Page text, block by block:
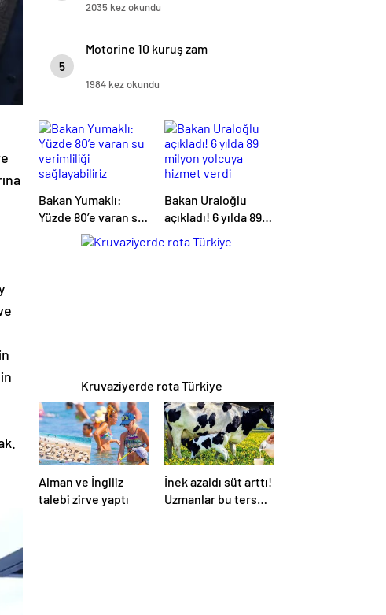
2035 kez okundu
5
Motorine 10 kuruş zam
1984 kez okundu
Bakan Yumaklı:
Yüzde 80’e varan su
verimliliği
Bakan Uraloğlu
açıkladı! 6 yılda 89
milyon yolcuya
hizmet verdi
Kruvaziyerde rota Türkiye
Alman ve İngiliz
talebi zirve yaptı
İnek azaldı süt arttı!
Uzmanlar bu ters